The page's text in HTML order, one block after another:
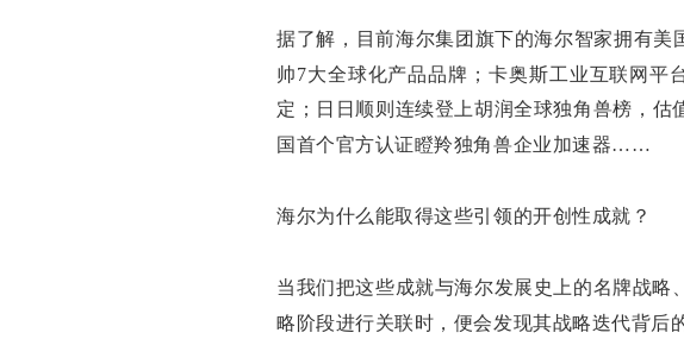
据了解，目前海尔集团旗下的海尔智家拥有
帅7大全球化产品品牌；卡奥斯工业互联网平
定；日日顺则连续登上胡润全球独角兽榜，
国首个官方认证瞪羚独角兽企业加速器……
海尔为什么能取得这些引领的开创性成就？
当我们把这些成就与海尔发展史上的名牌战
略阶段进行关联时，便会发现其战略迭代背后